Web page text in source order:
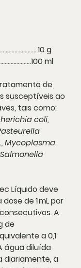
g
ml
de
susceptíveis ao
tais como:
coli,
., Mycoplasma
Líquido deve
de 1 mL por
A
de
a 0,1
água diluída
diariamente, a